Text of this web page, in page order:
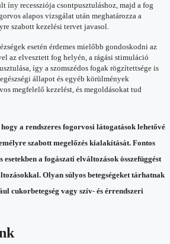
íny recessziója csontpusztuláshoz, majd a fog
alapos vizsgálat után meghatározza a
szabott kezelési tervet javasol.
esetén érdemes mielőbb gondoskodni az
az elvesztett fog helyén, a rágási stimuláció
így a szomszédos fogak rögzítettsége is
állapot és egyéb körülmények
megfelelő kezelést, és megoldásokat tud
a rendszeres fogorvosi látogatások lehetővé
szabott megelőzés kialakítását. Fontos
a fogászati elváltozások összefüggést
Olyan súlyos betegségeket tárhatnak
cukorbetegség vagy szív- és érrendszeri